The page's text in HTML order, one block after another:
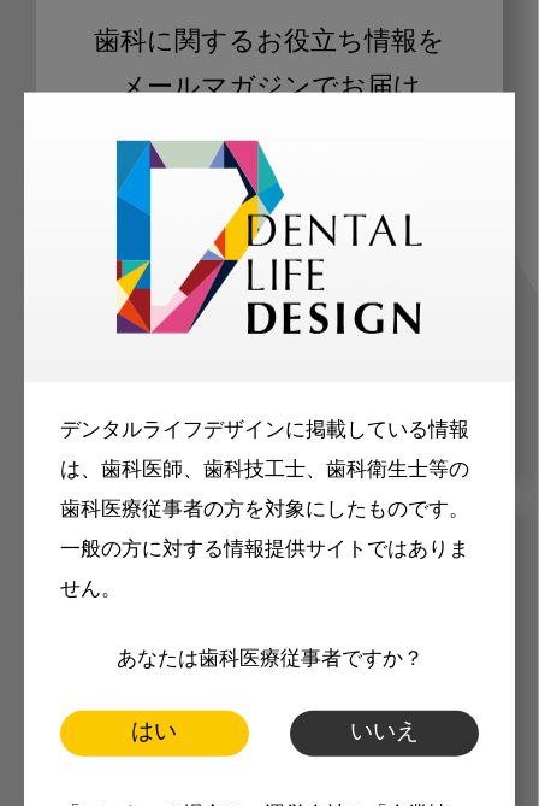
デンタルライフデザインに掲載している情報
は、歯科医師、歯科技工士、歯科衛生士等の
歯科医療従事者の方を対象にしたものです。
一般の方に対する情報提供サイトではありま
せん。
あなたは歯科医療従事者ですか？
はい いいえ
歯科に関するお役立ち情報を
メールマガジンでお届け
ご登録いただいた職種（歯科医師、歯
科衛生士、歯科技工士）に合わせた内
容のメールマガジンをお届けします。
メリット